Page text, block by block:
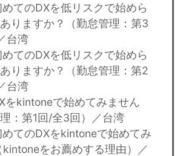
てのDXを低リスクで始めら
りますか？（勤怠管理：第3
台湾
てのDXを低リスクで始めら
りますか？（勤怠管理：第2
台湾
kintoneで始めてみません
：第1回/全3回）／台湾
てのDXをkintoneで始めてみ
kintoneをお薦めする理由）／